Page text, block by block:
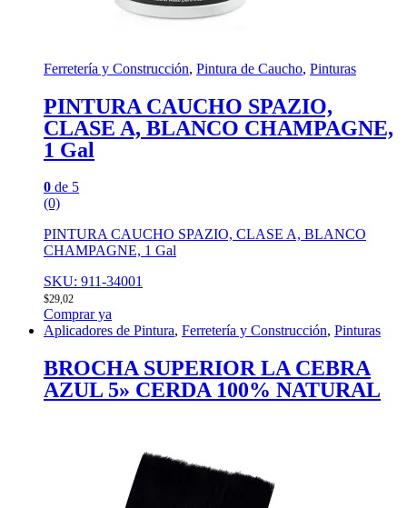
Ferretería y Construcción, Pintura de Caucho, Pinturas
PINTURA CAUCHO SPAZIO,
CLASE A, BLANCO CHAMPAGNE,
1 Gal
0 de 5
(0)
PINTURA CAUCHO SPAZIO, CLASE A, BLANCO
CHAMPAGNE, 1 Gal
SKU: 911-34001
$29,02
Comprar ya
Aplicadores de Pintura, Ferretería y Construcción, Pinturas
BROCHA SUPERIOR LA CEBRA
AZUL 5» CERDA 100% NATURAL